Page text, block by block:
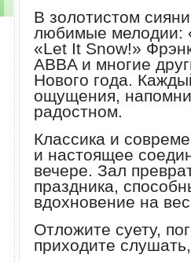
В золотистом
любимые мелодии:
«Let It Snow!»
ABBA и многие
Нового года.
ощущения,
радостном.
Классика и
и настоящее
вечере. Зал
праздника,
вдохновение на
Отложите суету,
приходите